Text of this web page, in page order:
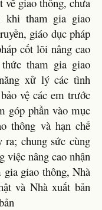
khi tham gia giao
giáo dục pháp
cốt lõi nâng cao
tham gia giao
xử lý các tình
vệ các em trước
góp phần vào mục
thông và hạn chế
ra; chung sức cùng
việc nâng cao nhận
giao thông, Nhà
và Nhà xuất bản